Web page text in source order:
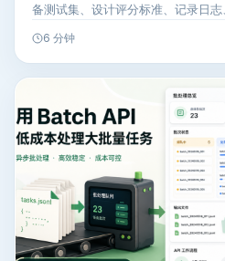
备测试集、设计评分标准、记录日
6 分钟